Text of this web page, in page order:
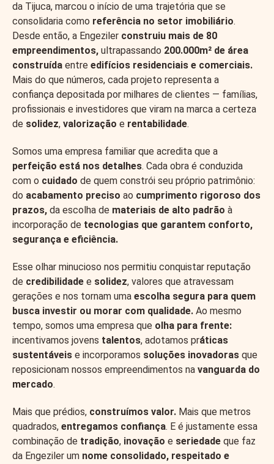
da Tijuca, marcou o início de uma trajetória que se
consolidaria como referência no setor imobiliário.
Desde então, a Engeziler construiu mais de 80
empreendimentos, ultrapassando 200.000m² de área
construída entre edifícios residenciais e comerciais.
Mais do que números, cada projeto representa a
confiança depositada por milhares de clientes — famílias,
profissionais e investidores que viram na marca a certeza
de solidez, valorização e rentabilidade.
Somos uma empresa familiar que acredita que a
perfeição está nos detalhes. Cada obra é conduzida
com o cuidado de quem constrói seu próprio patrimônio:
do acabamento preciso ao cumprimento rigoroso dos
prazos, da escolha de materiais de alto padrão à
incorporação de tecnologias que garantem conforto,
segurança e eficiência.
Esse olhar minucioso nos permitiu conquistar reputação
de credibilidade e solidez, valores que atravessam
gerações e nos tornam uma escolha segura para quem
busca investir ou morar com qualidade. Ao mesmo
tempo, somos uma empresa que olha para frente:
incentivamos jovens talentos, adotamos práticas
sustentáveis e incorporamos soluções inovadoras que
reposicionam nossos empreendimentos na vanguarda do
mercado.
Mais que prédios, construímos valor. Mais que metros
quadrados, entregamos confiança. E é justamente essa
combinação de tradição, inovação e seriedade que faz
da Engeziler um nome consolidado, respeitado e